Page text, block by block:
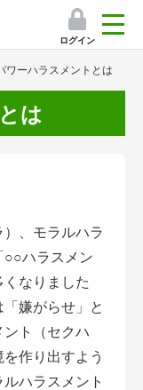
ログイン
検索
料）
ワーハラスメントとは
は
、モラルハラ
○○ハラスメン
くなりました
嫌がらせ」と
ト（セクハ
作り出すよう
ハラスメント